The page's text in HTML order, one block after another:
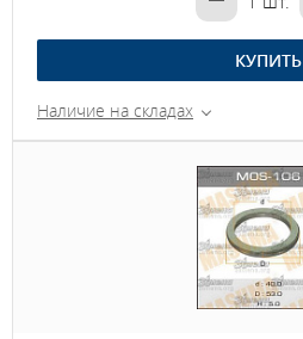
КУПИТЬ
Наличие на складах